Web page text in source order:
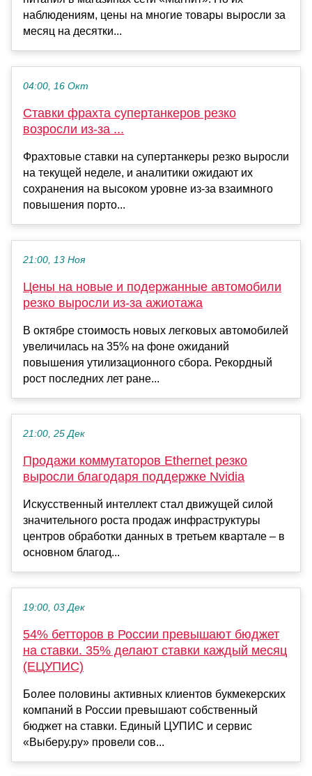
наблюдениям, цены на многие товары выросли за
месяц на десятки...
04:00, 16 Окт
Ставки фрахта супертанкеров резко
возросли из-за ...
Фрахтовые ставки на супертанкеры резко выросли
на текущей неделе, и аналитики ожидают их
сохранения на высоком уровне из-за взаимного
повышения порто...
21:00, 13 Ноя
Цены на новые и подержанные автомобили
резко выросли из-за ажиотажа
В октябре стоимость новых легковых автомобилей
увеличилась на 35% на фоне ожиданий
повышения утилизационного сбора. Рекордный
рост последних лет ране...
21:00, 25 Дек
Продажи коммутаторов Ethernet резко
выросли благодаря поддержке Nvidia
Искусственный интеллект стал движущей силой
значительного роста продаж инфраструктуры
центров обработки данных в третьем квартале – в
основном благод...
19:00, 03 Дек
54% бетторов в России превышают бюджет
на ставки. 35% делают ставки каждый месяц
(ЕЦУПИС)
Более половины активных клиентов букмекерских
компаний в России превышают собственный
бюджет на ставки. Единый ЦУПИС и сервис
«Выберу.ру» провели сов...